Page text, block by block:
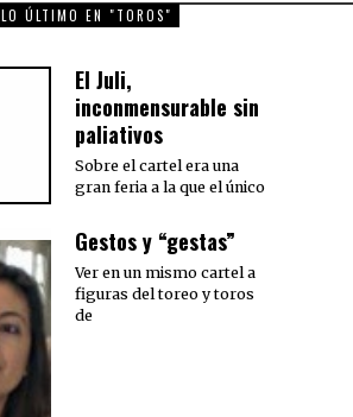
LO ÚLTIMO EN "TOROS"
El Juli,
inconmensurable sin
paliativos
Sobre el cartel era una
gran feria a la que el único
Gestos y “gestas”
Ver en un mismo cartel a
figuras del toreo y toros
de